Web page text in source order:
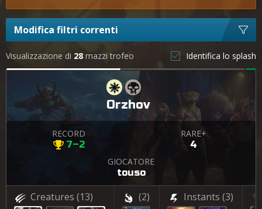
Modifica filtri correnti
Visualizzazione di 28 mazzi trofeo Identifica lo splash
Orzhov
RECORD
7–2
RARE+
4
GIOCATORE
touso
Creatures (13) (2) Instants (3)